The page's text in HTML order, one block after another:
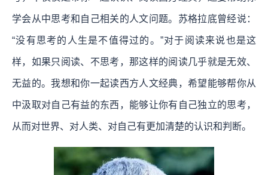
学会从中思考和自己相关的人文问题。苏格拉底曾经说：
“没有思考的人生是不值得过的。”对于阅读来说也是这
样，如果只阅读、不思考，那这样的阅读几乎就是无效、
无益的。我想和你一起读西方人文经典，希望能够帮你从
中汲取对自己有益的东西，能够让你有自己独立的思考，
从而对世界、对人类、对自己有更加清楚的认识和判断。